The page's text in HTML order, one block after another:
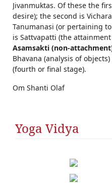
Jivanmuktas. Of these the
desire); the second is
Tanumanasi (or pertaining
is Sattvapatti (the
Asamsakti (non-attachment
Bhavana (analysis of
(fourth or final stage).
Om Shanti Olaf
Yoga Vidya